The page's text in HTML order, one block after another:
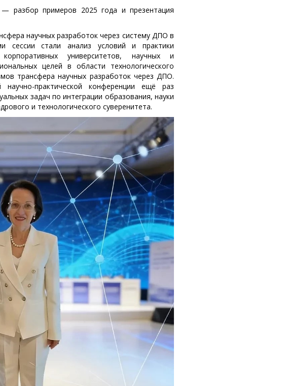
разбор примеров 2025 года и презентация
научных разработок через систему ДПО в
сессии стали анализ условий и практики
университетов, научных и
целей в области технологического
трансфера научных разработок через ДПО.
практической конференции ещё раз
задач по интеграции образования, науки
и технологического суверенитета.